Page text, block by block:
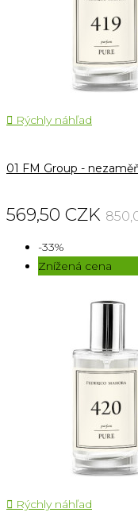
 Rýchly náhľad
01 FM Group -
569,50 CZK
-33%
Znížená cena
 Rýchly náhľad